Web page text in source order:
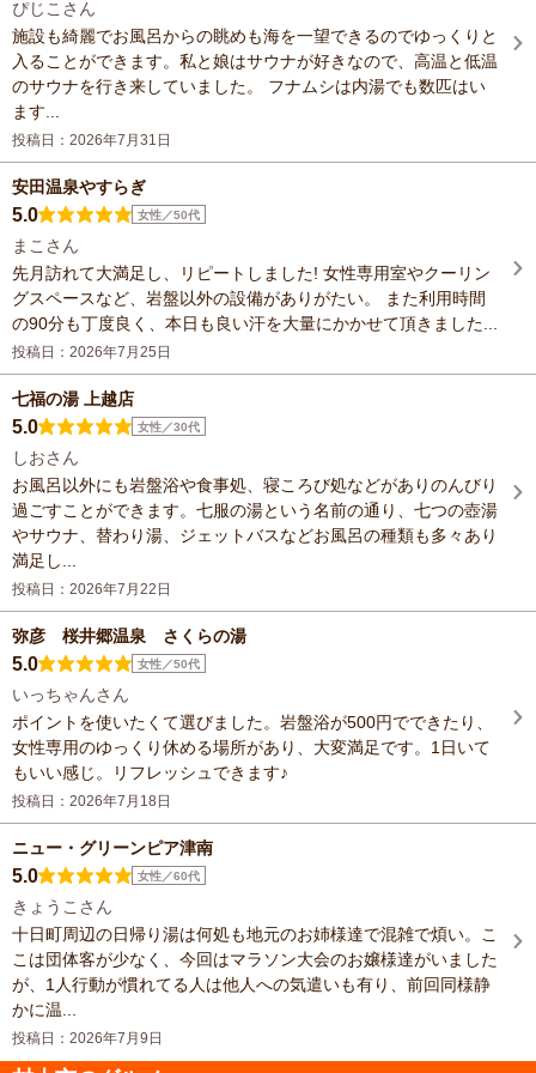
ぴじこさん
施設も綺麗でお風呂からの眺めも海を一望できるのでゆっくりと
入ることができます。私と娘はサウナが好きなので、高温と低温
のサウナを行き来していました。 フナムシは内湯でも数匹はい
ます...
投稿日：2026年7月31日
安田温泉やすらぎ
5.0 女性／50代
まこさん
先月訪れて大満足し、リピートしました! 女性専用室やクーリン
グスペースなど、岩盤以外の設備がありがたい。 また利用時間
の90分も丁度良く、本日も良い汗を大量にかかせて頂きました...
投稿日：2026年7月25日
七福の湯 上越店
5.0 女性／30代
しおさん
お風呂以外にも岩盤浴や食事処、寝ころび処などがありのんびり
過ごすことができます。七服の湯という名前の通り、七つの壺湯
やサウナ、替わり湯、ジェットバスなどお風呂の種類も多々あり
満足し...
投稿日：2026年7月22日
弥彦 桜井郷温泉 さくらの湯
5.0 女性／50代
いっちゃんさん
ポイントを使いたくて選びました。岩盤浴が500円でできたり、
女性専用のゆっくり休める場所があり、大変満足です。1日いて
もいい感じ。リフレッシュできます♪
投稿日：2026年7月18日
ニュー・グリーンピア津南
5.0 女性／60代
きょうこさん
十日町周辺の日帰り湯は何処も地元のお姉様達で混雑で煩い。こ
こは団体客が少なく、今回はマラソン大会のお嬢様達がいました
が、1人行動が慣れてる人は他人への気遣いも有り、前回同様静
かに温...
投稿日：2026年7月9日